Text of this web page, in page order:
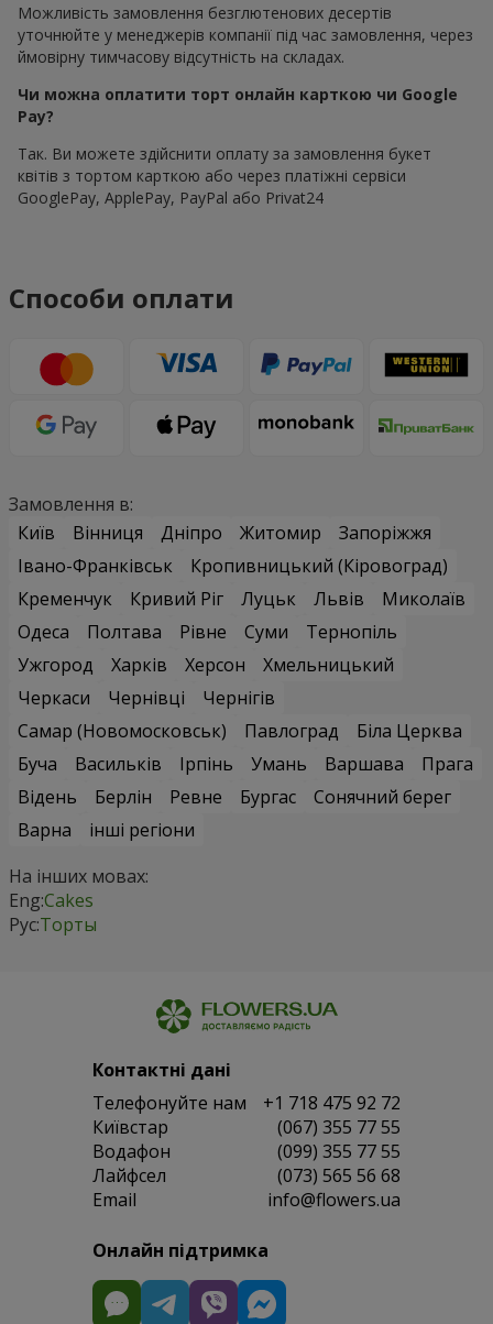
Можливість замовлення безглютенових десертів
уточнюйте у менеджерів компанії під час замовлення, через
ймовірну тимчасову відсутність на складах.
Чи можна оплатити торт онлайн карткою чи Google
Pay?
Так. Ви можете здійснити оплату за замовлення букет
квітів з тортом карткою або через платіжні сервіси
GooglePay, ApplePay, PayPal або Privat24
Способи оплати
Замовлення в:
Київ
Вінниця Дніпро Житомир
Запоріжжя
Івано-Франківськ
Кропивницький (Кіровоград)
Кременчук
Кривий Ріг Луцьк Львів
Миколаїв
Одеса
Полтава Рівне Суми
Тернопіль
Ужгород
Харків Херсон
Хмельницький
Черкаси
Чернівці
Чернігів
Самар (Новомосковськ)
Павлоград
Біла Церква
Буча
Васильків Ірпінь Умань Варшава
Прага
Відень
Берлін Ревне Бургас
Сонячний берег
Варна
інші регіони
На інших мовах:
Eng:Cakes
Рус:Торты
Контактні дані
Телефонуйте нам
+1 718 475 92 72
Київстар
(067) 355 77 55
Водафон
(099) 355 77 55
Лайфсел
(073) 565 56 68
Email
info@flowers.ua
Онлайн підтримка